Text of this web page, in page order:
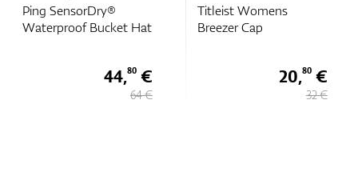
Ping SensorDry®
Waterproof Bucket Hat
44,80€
64 €
Titleist Womens
Breezer Cap
20,80€
32 €